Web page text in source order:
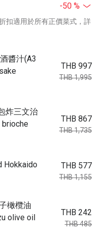
-50 %
扣適用於所有正價菜式，詳
醬汁(A3
THB 997
THB 1,995
炸三文治
brioche
THB 867
THB 1,735
Hokkaido
THB 577
THB 1,155
橄欖油
olive oil
THB 242
THB 485